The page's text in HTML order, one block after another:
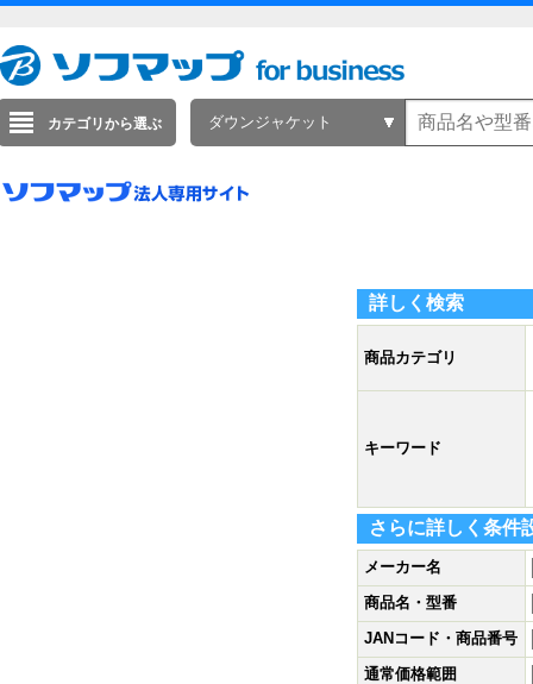
カテゴリから選ぶ ダウンジャケット
詳しく検索
商品カテゴリ
キーワード
さらに詳しく条件
メーカー名
商品名・型番
JANコード・商品番号
通常価格範囲